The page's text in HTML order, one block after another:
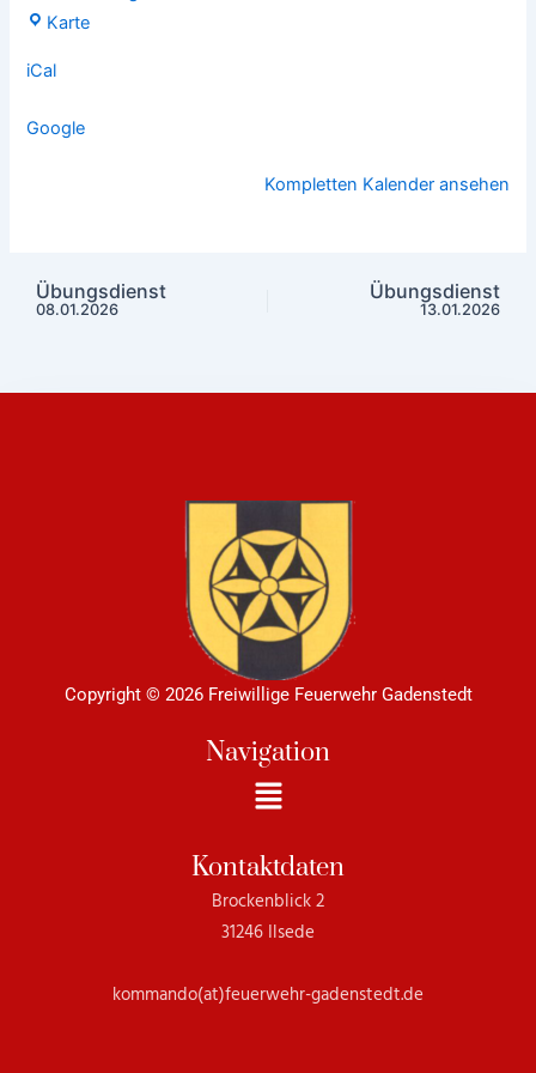
Karte
iCal
Google
Kompletten Kalender ansehen
Übungsdienst
08.01.2026
Übungsdienst
13.01.2026
Copyright © 2026 Freiwillige Feuerwehr Gadenstedt
Navigation
Menü
Kontaktdaten
Brockenblick 2
31246 Ilsede
kommando(at)feuerwehr-gadenstedt.de